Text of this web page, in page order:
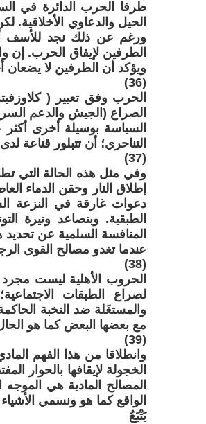
طرفا الحرب الدائرة في
الحيل والدعاوي الأخلاقية.
ورغم عن ذلك نجد للأسف
الطرفين لإيفاق الحرب. إن
ويؤكد أن الطرفين لا يضعان
(36)
الحرب وفق تعبير (
الصراع (الجيش والدعم
السياسة بوسيلة أخرى
التناحري؛ أن تتبلور قناعة
(37)
وفي مثل هذه الحالة التي
إطلاق النار وحقن الدماء
دعوات غارقة في النزعة
الطبقية. وبتصاعد وتيرة
المنافسة السلمية عن تحديد
عندما تغدو مصالح القوى
(38)
الحروب الأهلية ليست
لصراع الطبقات
والمستغَلة ضد النخبة
مع بعضها البعض كما هو
(39)
وانطلاقا من هذا الفهم
الخجولة لإيقافها بالحوار
المصالح المادية هي
الواقع كما هو ونسمي
يَتْبَعُ